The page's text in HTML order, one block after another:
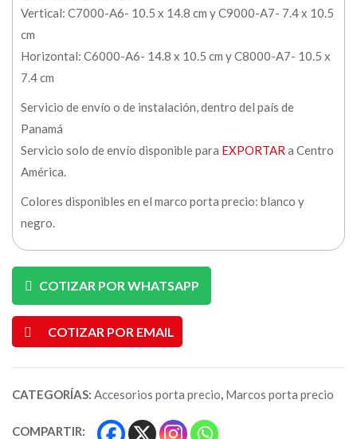
Vertical: C7000-A6- 10.5 x 14.8 cm y C9000-A7- 7.4 x 10.5
cm
Horizontal: C6000-A6- 14.8 x 10.5 cm y C8000-A7- 10.5 x
7.4 cm
Servicio de envío o de instalación, dentro del país de
Panamá
Servicio solo de envío disponible para EXPORTAR a Centro
América.
Colores disponibles en el marco porta precio: blanco y
negro.
COTIZAR POR WHATSAPP
COTIZAR POR EMAIL
CATEGORÍAS: Accesorios porta precio, Marcos porta precio
COMPARTIR: